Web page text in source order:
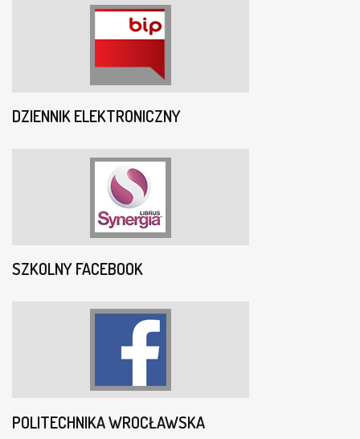
DZIENNIK ELEKTRONICZNY
SZKOLNY FACEBOOK
POLITECHNIKA WROCŁAWSKA